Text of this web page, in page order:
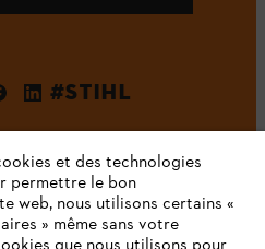
#STIHL
et des technologies
permettre le bon
web, nous utilisons certains «
» même sans votre